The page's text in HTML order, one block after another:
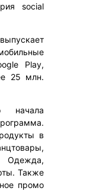
social
Play,
25 млн.
в
Одежда,
Также
промо